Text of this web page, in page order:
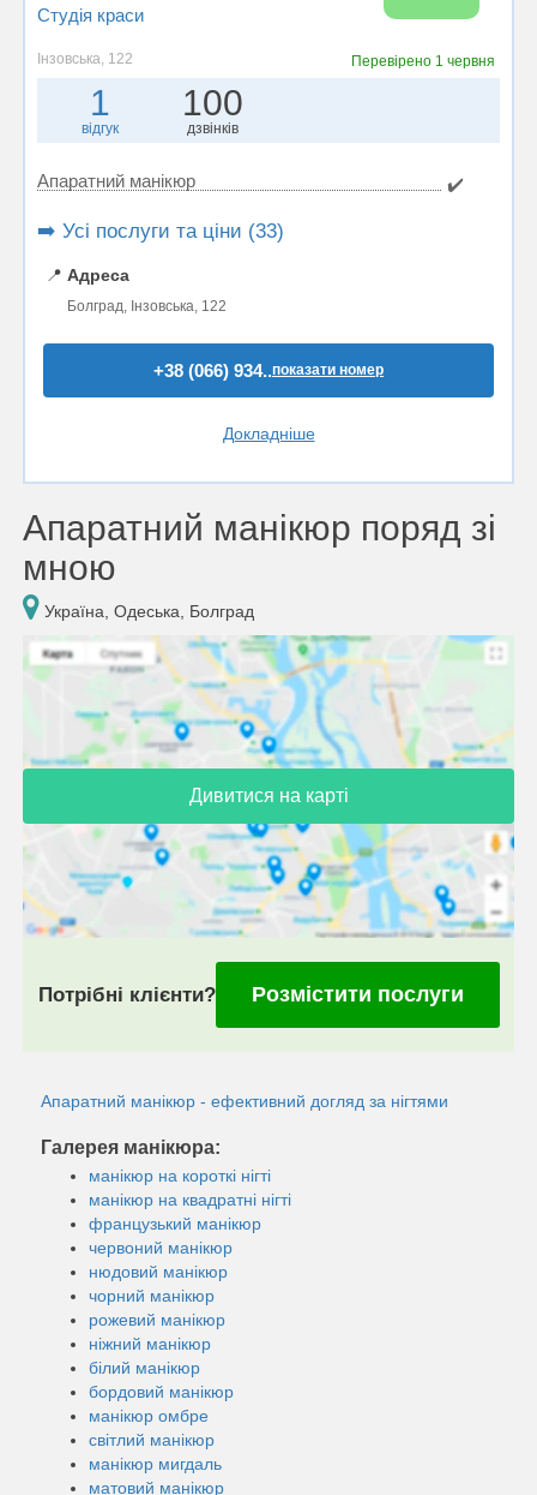
Студія краси
Інзовська, 122 Перевірено 1 червня
1
відгук
100
дзвінків
Апаратний манікюр ✔️
➡️ Усі послуги та ціни (33)
📍 Адреса
Болград, Інзовська, 122
+38 (066) 934..показати номер
Докладніше
Апаратний манікюр поряд зі
мною
Україна, Одеська, Болград
Дивитися на карті
Потрібні клієнти? Розмістити послуги
Апаратний манікюр - ефективний догляд за нігтями
Галерея манікюра:
манікюр на короткі нігті
манікюр на квадратні нігті
французький манікюр
червоний манікюр
нюдовий манікюр
чорний манікюр
рожевий манікюр
ніжний манікюр
білий манікюр
бордовий манікюр
манікюр омбре
світлий манікюр
манікюр мигдаль
матовий манікюр